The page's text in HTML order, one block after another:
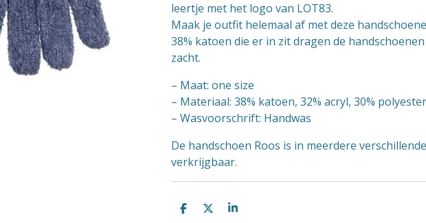
leertje met het logo van LOT83.
Maak je outfit helemaal af met deze
38% katoen die er in zit dragen de
zacht.
– Maat: one size
– Materiaal: 38% katoen, 32% acryl, 30% polyester
– Wasvoorschrift: Handwas
De handschoen Roos is in meerdere
verkrijgbaar.
D
D
S